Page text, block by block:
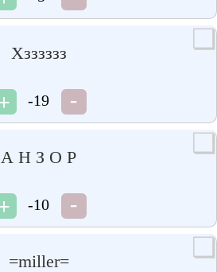
Хзззззз
-19
А Н З О Р
-10
=miller=